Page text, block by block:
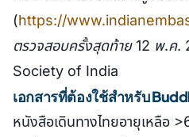
(https://
ตรวจสอบครั้งสุดท้าย 12 พ.ค
Society of India
เอกสารที่ต้องใช้สำหรับ
หนังสือเดินทางไทยอายุเหลือ